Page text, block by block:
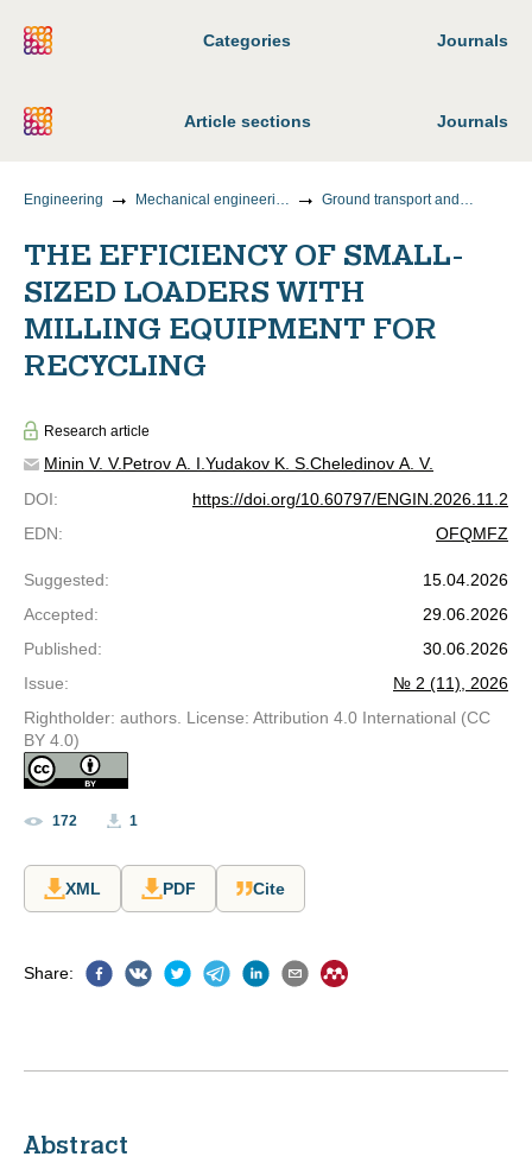
Categories Journals
Article sections Journals
Engineering Mechanical engineering Ground transport and technological means and complexes
THE EFFICIENCY OF SMALL-
SIZED LOADERS WITH
MILLING EQUIPMENT FOR
RECYCLING
Research article
Minin V. V.Petrov A. I. Yudakov K. S. Cheledinov A. V.
DOI:
https://doi.org/10.60797/ENGIN.2026.11.2
EDN: OFQMFZ
Suggested:
15.04.2026
Accepted:
29.06.2026
Published:
30.06.2026
Issue:
№ 2 (11), 2026
Rightholder: authors. License: Attribution 4.0 International (CC
BY 4.0)
172 1
XML PDF Cite
Share:
Abstract